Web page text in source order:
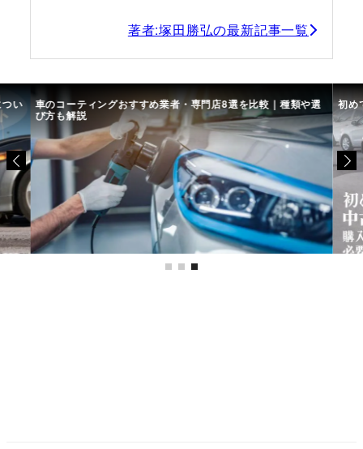
著者:塚田勝弘の最新記事一覧
い 車のコーティングおすすめ業者・専門店8選を比較｜種類や選
び方も解説
初め